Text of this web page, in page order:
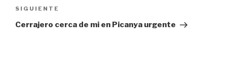
Siguiente
entrada
SIGUIENTE
Cerrajero cerca de mi en Picanya urgente